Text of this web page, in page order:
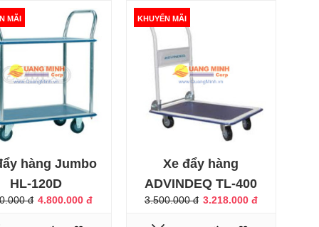
Xe đẩy hàng Jumbo là loại xe đẩy hàng chất lượng cao
được nhập khẩu trực tiếp từ Thái Lan. Xe đẩy hàng đảm
bảo các tiêu chuẩn về an toàn kỹ thuật và chất lượng
hàng đầu châu Á, tải trọng đa dạng từ 170Kg-600kg. Sản
phẩm được người tiêu dùng cá nhân, tổ chức, công ty
đánh giá cao về chất lượng, độ an toàn và tính tiện
MÃI
hàng Jumbo
HL-120D
đ 4.800.000 đ
KHUYẾN MÃI
Xe đẩy hàng
ADVINDEQ TL-400
3.500.000 đ 3.218.000 đ